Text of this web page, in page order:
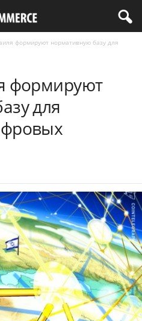
формируют нормативную базу для
формируют
для